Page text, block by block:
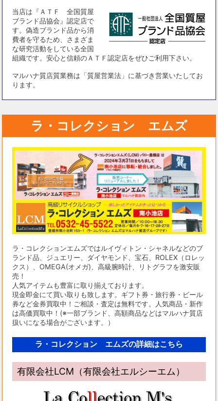
当店は『ＡＴＦ 全国質屋
ブランド品協会』認定店で
す。偽造ブランド品から消
費者を守るため、さまざま
な研究活動をしている全国
組織です。安心と信頼のＡＴＦ認定店をぜひご利用下さい。
マルハナ質店質業務は「質屋営業法」に基づき営業いたしてお
ります。
ラ・コレクション エムズ
ラ・コレクションエムズではルイヴィトン・シャネルなどのブ
ランド品、ジュエリー、ダイヤモンド、宝石、ROLEX（ロレッ
クス）、OMEGA(オメガ)、高級腕時計、リトグラフを激安販
売！
人気アイテムも豊富に取り揃えております。
現金即金にて買い取りも致します。ギフト券・旅行券・ビール
券など金券買取中！ご相談・査定は無料です。人気商品・新作
は高価買取中！(※一部ブランド、高額商品などはマルハナ質店
扱いになる場合がございます。）
ラ・コレクション エムズの詳細はこちら
有限会社LCM（有限会社エルシーエム）